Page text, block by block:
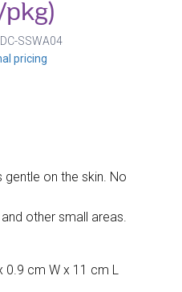
pkg)
DC-SSWA04
pricing
on the skin. No
other small areas.
0.9 cm W x 11 cm L